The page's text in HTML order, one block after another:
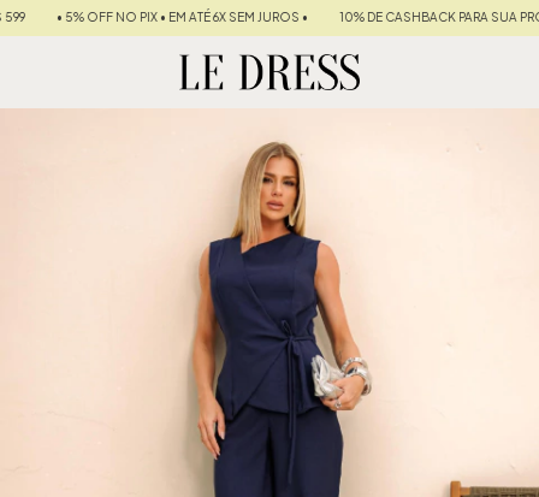
• EM ATÉ 6X SEM JUROS • 10% DE CASHBACK PARA SUA PRÓXIMA COMPRA